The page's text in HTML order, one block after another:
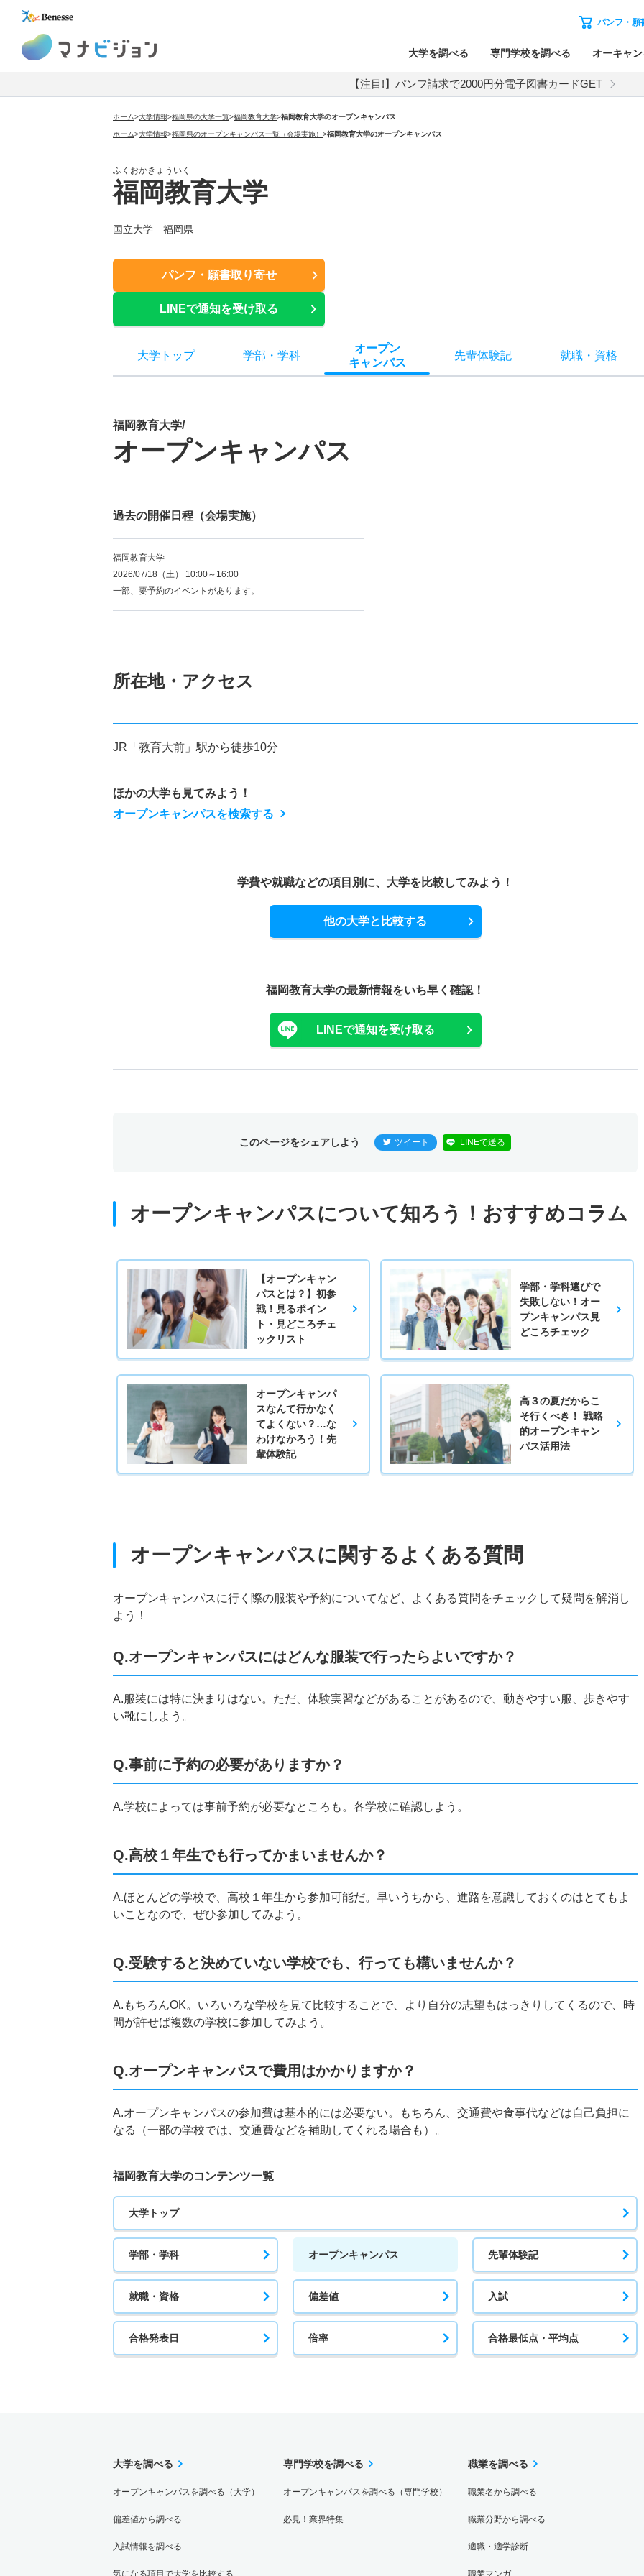
パンフ・願
大学を調べる 専門学校を調べる オーキャ
【注目!】パンフ請求で2000円分電子図書カードGET
ホーム>大学情報>福岡県の大学一覧>福岡教育大学>福岡教育大学のオープンキャンパス
ホーム>大学情報>福岡県のオープンキャンパス一覧（会場実施） >福岡教育大学のオープンキャンパス
ふくおかきょういく
福岡教育大学
国立大学 福岡県
パンフ・願書取り寄せ
LINEで通知を受け取る
大学トップ 学部 ・ 学科
オープン
キャンパス
先輩体験記 就職・ 資格
福岡教育大学/
オープンキャンパス
過去の開催日程（会場実施）
福岡教育大学
2026/07/18（土） 10:00～16:00
一部、要予約のイベントがあります。
所在地・アクセス
JR「教育大前」駅から徒歩10分
ほかの大学も見てみよう！
オープンキャンパスを検索する
学費や就職などの項目別に、 大学を比較してみよう！
他の大学と比較する
福岡教育大学の最新情報をいち早く確認！
LINEで通知を受け取る
このページをシェアしよう ツイート LINEで送る
オープンキャンパスについて知ろう！おすすめコラム
【オープンキャン
パスとは？】初参
戦！見るポイン
ト・見どころチェ
ックリスト
学部・学科選びで
失敗しない！オー
プンキャンパス見
どころチェック
オープンキャンパ
スなんて行かなく
てよくない？…な
わけなかろう！先
輩体験記
高３の夏だからこ
そ行くべき！ 戦略
的オープンキャン
パス活用法
オープンキャンパスに関するよくある質問
オープンキャンパスに行く際の服装や予約についてなど、よくある質問をチェックして疑問を解消し
よう！
Q.オープンキャンパスにはどんな服装で行ったらよいですか？
A.服装には特に決まりはない。ただ、体験実習などがあることがあるので、動きやすい服、歩きやす
い靴にしよう。
Q.事前に予約の必要がありますか？
A.学校によっては事前予約が必要なところも。各学校に確認しよう。
Q.高校１年生でも行ってかまいませんか？
A.ほとんどの学校で、高校１年生から参加可能だ。早いうちから、進路を意識しておくのはとてもよ
いことなので、ぜひ参加してみよう。
Q.受験すると決めていない学校でも、行っても構いませんか？
A.もちろんOK。いろいろな学校を見て比較することで、より自分の志望もはっきりしてくるので、時
間が許せば複数の学校に参加してみよう。
Q.オープンキャンパスで費用はかかりますか？
A.オープンキャンパスの参加費は基本的には必要ない。もちろん、交通費や食事代などは自己負担に
なる（一部の学校では、交通費などを補助してくれる場合も）。
福岡教育大学のコンテンツ一覧
大学トップ
学部・学科 オープンキャンパス 先輩体験記
就職・資格 偏差値 入試
合格発表日 倍率 合格最低点・平均点
大学を調べる
オープンキャンパスを調べる（大学）
偏差値から調べる
入試情報を調べる
気になる項目で大学を比較する
専門学校を調べる
オープンキャンパスを調べる（専門学校）
必見！業界特集
職業を調べる
職業名から調べる
職業分野から調べる
適職・適学診断
職業マンガ